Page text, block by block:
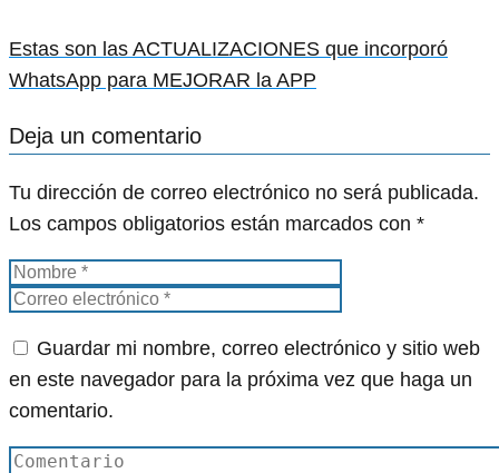
Estas son las ACTUALIZACIONES que incorporó
WhatsApp para MEJORAR la APP
Deja un comentario
Tu dirección de correo electrónico no será publicada.
Los campos obligatorios están marcados con *
Guardar mi nombre, correo electrónico y sitio web
en este navegador para la próxima vez que haga un
comentario.